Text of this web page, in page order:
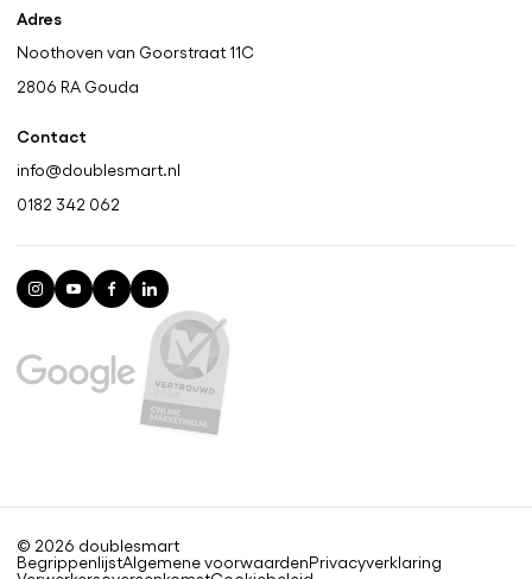
Adres
Noothoven van Goorstraat 11C
2806 RA Gouda
Contact
info@doublesmart.nl
0182 342 062
© 2026 doublesmart
BegrippenlijstAlgemene voorwaardenPrivacyverklaring